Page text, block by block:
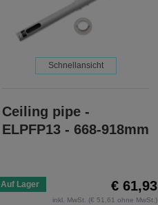
Schnellansicht
Ceiling pipe -
ELPFP13 - 668-918mm
Auf Lager € 61,93
inkl. MwSt. (€ 51,61 ohne MwSt.)